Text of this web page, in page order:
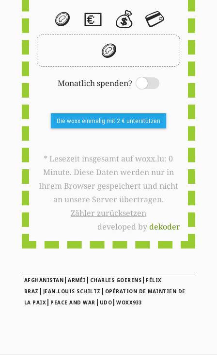
🪙 💶 💰 💳
🪙
Monatlich spenden?
Switch
Die woxx einmalig mit 2 € unterstützen
* Lesezeit insgesamt auf woxx.lu: 0
Minute. Diese Daten werden nur in
Ihrem Browser gespeichert und nicht
an unsere Server übertragen.
Zähler zurücksetzen
developed bydekoder
AFGHANISTAN |ARMÉI | CHARLES GOERENS | FÉLIX
BRAZ | JEAN-LOUIS SCHILTZ | OPÉRATION DE MAINTIEN DE
LA PAIX | PEACE AND WAR | UDO |WOXX933